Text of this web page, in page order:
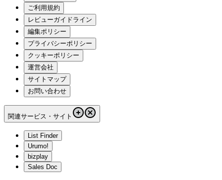
ご利用規約
レビューガイドライン
編集ポリシー
プライバシーポリシー
クッキーポリシー
運営会社
サイトマップ
お問い合わせ
関連サービス・サイト
List Finder
Urumo!
bizplay
Sales Doc